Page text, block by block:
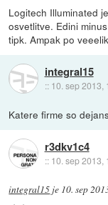
Logitech Illuminated
osvetlitve. Edini
tipk. Ampak po
integral15
:: 10. sep 2013,
Katere firme so
r3dkv1c4
:: 10. sep 2013,
integral15 je 10. sep